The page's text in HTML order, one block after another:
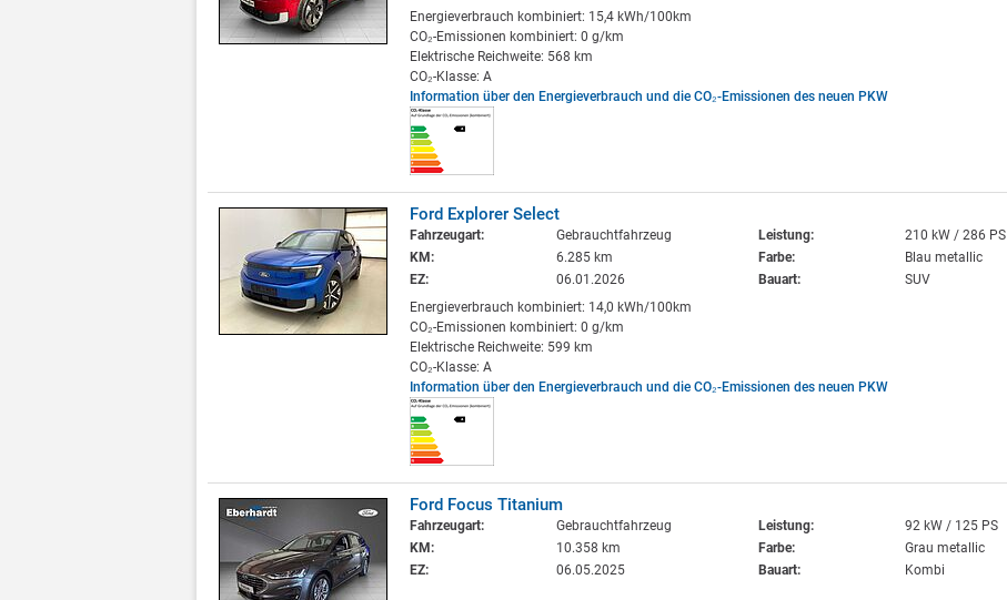
Energieverbrauch kombiniert: 15,4 kWh/100km
CO₂-Emissionen kombiniert: 0 g/km
Elektrische Reichweite: 568 km
CO₂-Klasse: A
Information über den Energieverbrauch und die CO₂-Emissionen des neuen PKW
Ford Explorer Select
Fahrzeugart:
Gebrauchtfahrzeug
KM:
6.285 km
EZ:
06.01.2026
Leistung:
210 kW / 286 PS
Farbe:
Blau metallic
Bauart:
SUV
Energieverbrauch kombiniert: 14,0 kWh/100km
CO₂-Emissionen kombiniert: 0 g/km
Elektrische Reichweite: 599 km
CO₂-Klasse: A
Information über den Energieverbrauch und die CO₂-Emissionen des neuen PKW
Ford Focus Titanium
Fahrzeugart:
Gebrauchtfahrzeug
KM:
10.358 km
EZ:
06.05.2025
Leistung:
92 kW / 125 PS
Farbe:
Grau metallic
Bauart:
Kombi